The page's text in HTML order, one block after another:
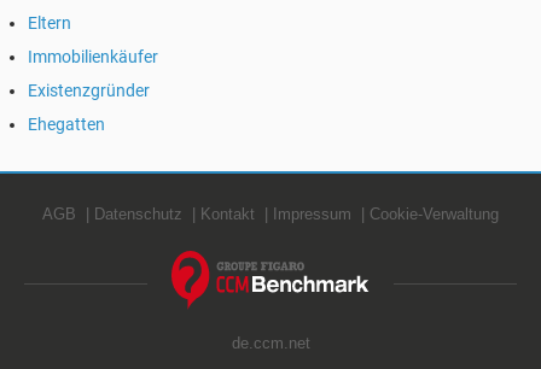
Eltern
Immobilienkäufer
Existenzgründer
Ehegatten
AGB Datenschutz Kontakt Impressum Cookie-Verwaltung
de.ccm.net